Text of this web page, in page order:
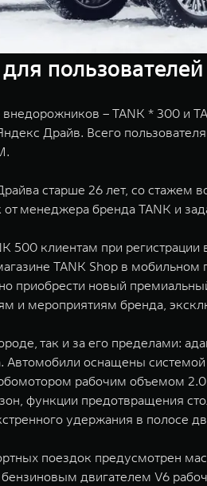
– TANK * 300 и
Драйв. Всего
старше 26 лет, со
менеджера бренда TANK и
500 клиентам при
TANK Shop в
приобрести новый
и мероприятиям бренда,
так и за его пределами:
оснащены
рабочим объемом
функции предотвращения
удержания в полосе
поездок предусмотрен
двигателем V6